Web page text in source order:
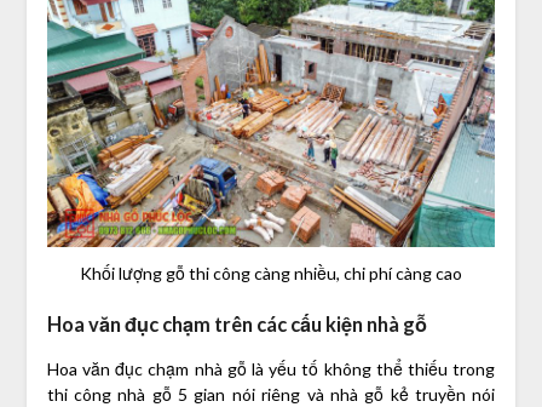
Khối lượng gỗ thi công càng nhiều, chi phí càng cao
Hoa văn đục chạm trên các cấu kiện nhà gỗ
Hoa văn đục chạm nhà gỗ là yếu tố không thể thiếu trong
thi công nhà gỗ 5 gian nói riêng và nhà gỗ kẻ truyền nói